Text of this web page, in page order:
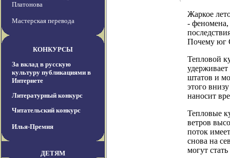
Платонова
Мастерская перевода
КОНКУРСЫ
За вклад в русскую
культуру публикациями в
Интернете
Литературный конкурс
Читательский конкурс
Илья-Премия
ДЕТЯМ
Жаркое
-
Почему юг
Тепловой
штатов и
этого
наносит
Тепловые
ветров
поток
снова на
могут